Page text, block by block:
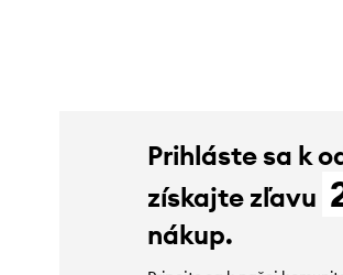
Prihláste sa k
získajte zľavu
nákup.